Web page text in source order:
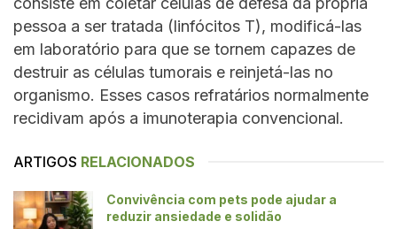
pessoa a ser tratada (linfócitos T), modificá-las
em laboratório para que se tornem capazes de
destruir as células tumorais e reinjetá-las no
organismo. Esses casos refratários normalmente
recidivam após a imunoterapia convencional.
ARTIGOS RELACIONADOS
Convivência com pets pode ajudar a
reduzir ansiedade e solidão